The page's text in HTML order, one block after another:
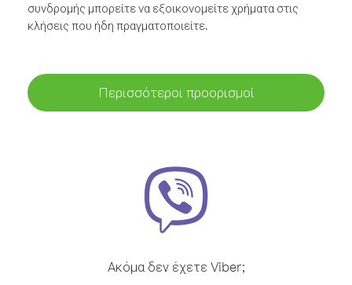
συνδρομής μπορείτε να εξοικονομείτε χρήματα στις
κλήσεις που ήδη πραγματοποιείτε.
Περισσότεροι προορισμοί
Ακόμα δεν έχετε Viber;